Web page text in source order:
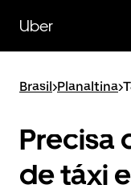
para
conteúdo
Uber
Brasil>Planaltina>
Precisa
de táxi